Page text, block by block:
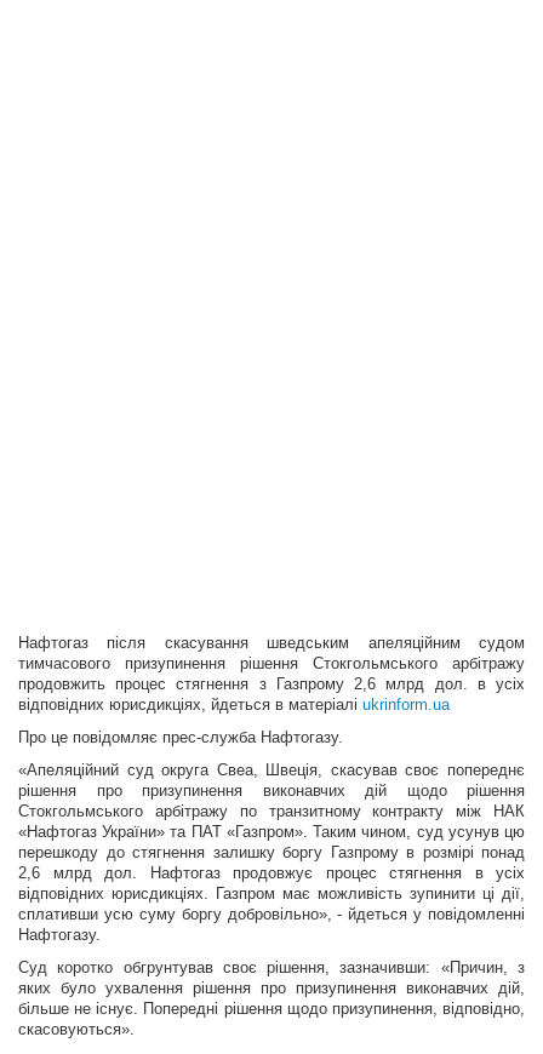
Нафтогаз після скасування шведським апеляційним судом
тимчасового призупинення рішення Стокгольмського арбітражу
продовжить процес стягнення з Газпрому 2,6 млрд дол. в усіх
відповідних юрисдикціях, йдеться в матеріалі ukrinform.ua
Про це повідомляє прес-служба Нафтогазу.
«Апеляційний суд округа Свеа, Швеція, скасував своє попереднє
рішення про призупинення виконавчих дій щодо рішення
Стокгольмського арбітражу по транзитному контракту між НАК
«Нафтогаз України» та ПАТ «Газпром». Таким чином, суд усунув цю
перешкоду до стягнення залишку боргу Газпрому в розмірі понад
2,6 млрд дол. Нафтогаз продовжує процес стягнення в усіх
відповідних юрисдикціях. Газпром має можливість зупинити ці дії,
сплативши усю суму боргу добровільно», - йдеться у повідомленні
Нафтогазу.
Суд коротко обгрунтував своє рішення, зазначивши: «Причин, з
яких було ухвалення рішення про призупинення виконавчих дій,
більше не існує. Попередні рішення щодо призупинення, відповідно,
скасовуються».